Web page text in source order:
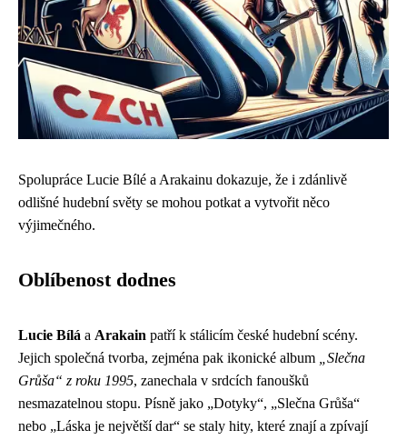
Spolupráce Lucie Bílé a Arakainu dokazuje, že i zdánlivě
odlišné hudební světy se mohou potkat a vytvořit něco
výjimečného.
Oblíbenost dodnes
Lucie Bílá a Arakain patří k stálicím české hudební scény.
Jejich společná tvorba, zejména pak ikonické album
„Slečna
Grůša“ z roku 1995, zanechala v srdcích fanoušků
nesmazatelnou stopu. Písně jako „Dotyky“, „Slečna Grůša“
nebo „Láska je největší dar“ se staly hity, které znají a zpívají